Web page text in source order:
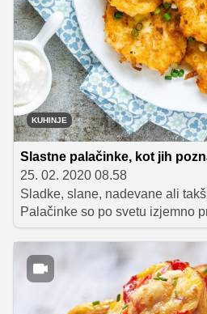
KUHINJE
Slastne palačinke, kot jih
25. 02. 2020 08.58
Sladke, slane, nadevane ali
Palačinke so po svetu izjemno
dobila celo svoj dan – Pancake
sicer ravno na pustni torek, ko
krofi, miškami in flancati. A ker
pred začetkom posta dobro
si na ta dan pripravimo tudi